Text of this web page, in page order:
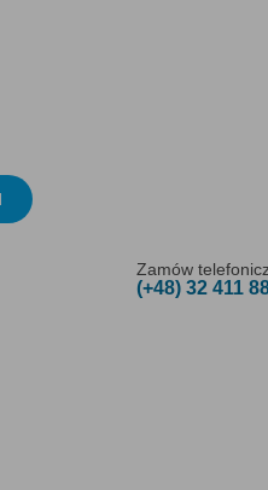
Zamów
(+48) 32 411